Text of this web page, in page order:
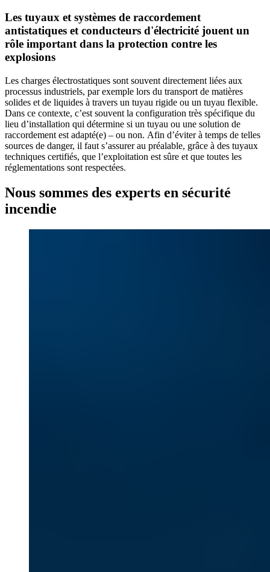
Les tuyaux et systèmes de raccordement
antistatiques et conducteurs d'électricité jouent un
rôle important dans la protection contre les
explosions
Les charges électrostatiques sont souvent directement liées aux
processus industriels, par exemple lors du transport de matières
solides et de liquides à travers un tuyau rigide ou un tuyau flexible.
Dans ce contexte, c’est souvent la configuration très spécifique du
lieu d’installation qui détermine si un tuyau ou une solution de
raccordement est adapté(e) – ou non. Afin d’éviter à temps de telles
sources de danger, il faut s’assurer au préalable, grâce à des tuyaux
techniques certifiés, que l’exploitation est sûre et que toutes les
réglementations sont respectées.
Nous sommes des experts en sécurité
incendie